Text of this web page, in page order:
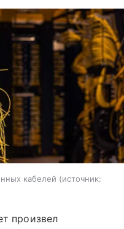
кабелей
источник:
произвел